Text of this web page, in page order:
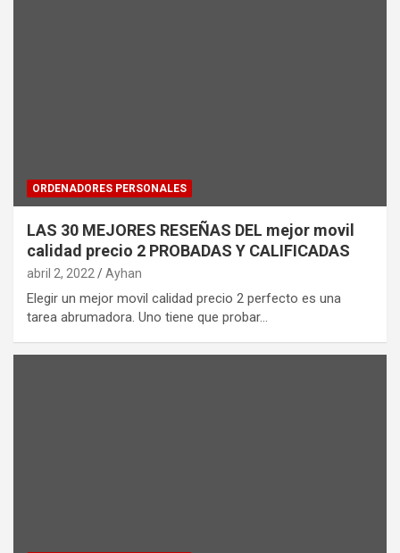
ORDENADORES PERSONALES
LAS 30 MEJORES RESEÑAS DEL mejor movil
calidad precio 2 PROBADAS Y CALIFICADAS
abril 2, 2022 Ayhan
Elegir un mejor movil calidad precio 2 perfecto es una
tarea abrumadora. Uno tiene que probar…